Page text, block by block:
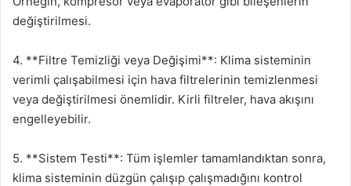
değiştirilmesi.
4. **Filtre Temizliği veya Değişimi**: Klima sisteminin
verimli çalışabilmesi için hava filtrelerinin temizlenmesi
veya değiştirilmesi önemlidir. Kirli filtreler, hava akışını
engelleyebilir.
5. **Sistem Testi**: Tüm işlemler tamamlandıktan sonra,
klima sisteminin düzgün çalışıp çalışmadığını kontrol